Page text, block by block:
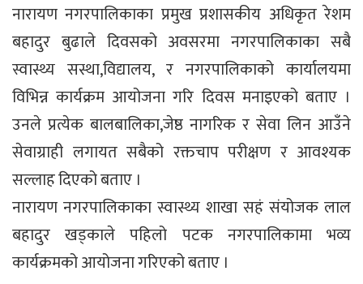
नारायण नगरपालिकाका प्रमुख प्रशासकीय अधिकृत रेशम
बहादुर बुढाले दिवसको अवसरमा नगरपालिकाका सबै
स्वास्थ्य सस्था,विद्यालय, र नगरपालिकाको कार्यालयमा
विभिन्न कार्यक्रम आयोजना गरि दिवस मनाइएको बताए ।
उनले प्रत्येक बालबालिका,जेष्ठ नागरिक र सेवा लिन आउँने
सेवाग्राही लगायत सबैको रक्तचाप परीक्षण र आवश्यक
सल्लाह दिएको बताए ।
नारायण नगरपालिकाका स्वास्थ्य शाखा सहं संयोजक लाल
बहादुर खड्काले पहिलो पटक नगरपालिकामा भव्य
कार्यक्रमको आयोजना गरिएको बताए ।